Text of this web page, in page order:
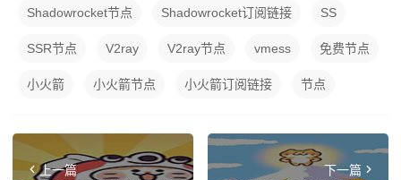
Shadowrocket节点 Shadowrocket订阅链接 SS
SSR节点 V2ray V2ray节点 vmess 免费节点
小火箭 小火箭节点 小火箭订阅链接 节点
上一篇
下一篇